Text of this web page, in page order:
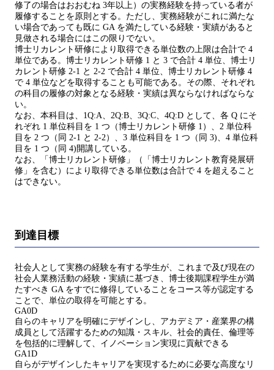
修了の場合はおおむね 3年以上）の実務経験を持っている者が
履修することを原則とする。ただし、実務経験がこれに満たな
い場合であっても既に GA を満たしている経験・実績があると
見做される場合にはこの限りでない。
博士リカレント研修により取得できる単位数の上限は合計で 4
単位である。博士リカレント研修 1 と 3 で合計 4 単位、博士リ
カレント研修 2-1 と 2-2 で合計 4 単位、博士リカレント研修 4
で 4 単位などを取得することも可能である。その際、それぞれ
の科目の履修の対象となる経験・実績は異ならなければならな
い。
なお、本科目は、1Q:A、2Q:B、3Q:C、4Q:D として、各 Q にそ
れぞれ 1 単位科目を 1 つ（博士リカレント研修 1）、2 単位科
目を 2 つ（同 2-1 と 2-2）、3 単位科目を 1 つ（同 3)、4 単位科
目を 1 つ（同 4)開講している。
なお、「博士リカレント研修」（「博士リカレント教育発展研
修」を含む）により取得できる単位数は合計で 4 を超えること
はできない。
到達目標
社会人として実務の経験を有する学生が、これまで及び現在の
社会人業務活動の経験・実績に基づき、博士後期課程学生が満
たすべき GA をすでに修得していることをコース等が認定する
ことで、単位の取得を可能とする。
GA0D
自らのキャリアを明確にデザインし、アカデミア・産業界の構
成員として活躍するための知識・スキル、社会的責任、倫理等
を包括的に理解して、イノベーション実現に貢献できる
GA1D
自らがデザインしたキャリアを実現するために必要な高度なリ